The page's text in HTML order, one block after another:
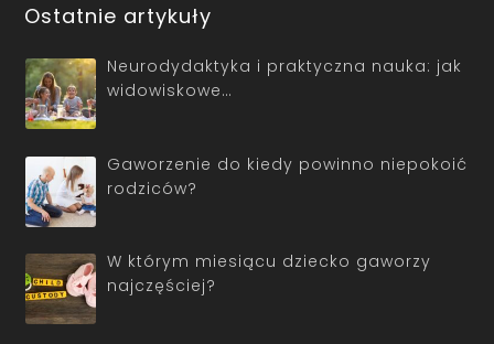
Ostatnie artykuły
Neurodydaktyka i praktyczna nauka: jak
widowiskowe…
Gaworzenie do kiedy powinno niepokoić
rodziców?
W którym miesiącu dziecko gaworzy
najczęściej?